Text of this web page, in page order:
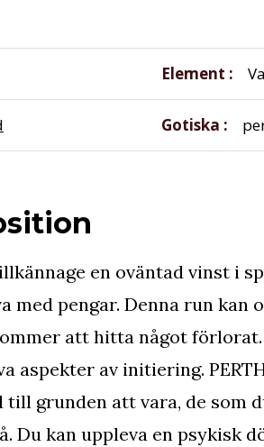
Element
Gotiska
en oväntad vinst i
med pengar. Denna run kan
att hitta något
aspekter av initiering.
till grunden att vara, de som
Du kan uppleva en psykisk